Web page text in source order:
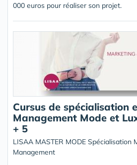
000 euros pour réaliser son projet.
Cursus de spécialisation
Management Mode et
+ 5
LISAA MASTER MODE Spécialisation
Management